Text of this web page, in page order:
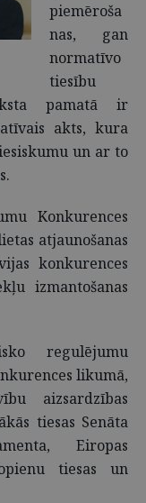
piemēroša
nas, gan
normatīvo
tiesību
pamatā ir
akts, kura
un ar to
Konkurences
atjaunošanas
konkurences
izmantošanas
regulējumu
likumā,
aizsardzības
tiesas Senāta
Eiropas
tiesas un